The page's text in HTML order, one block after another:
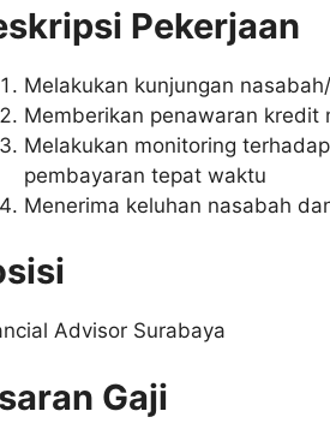
Pekerjaan
Melakukan kunjungan
Memberikan penawaran kredit
Melakukan monitoring
pembayaran tepat waktu
Menerima keluhan nasabah
Advisor Surabaya
Gaji